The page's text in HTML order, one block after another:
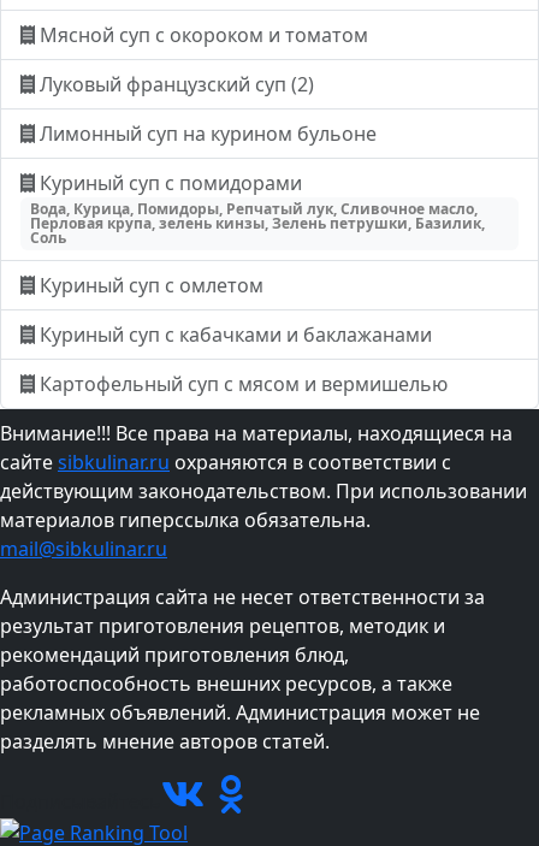
Мясной суп с окороком и томатом
Луковый французский суп (2)
Лимонный суп на курином бульоне
Куриный суп с помидорами
Вода, Курица, Помидоры, Репчатый лук, Сливочное масло,
Перловая крупа, зелень кинзы, Зелень петрушки, Базилик,
Соль
Куриный суп с омлетом
Куриный суп с кабачками и баклажанами
Картофельный суп с мясом и вермишелью
Внимание!!! Все права на материалы, находящиеся на
сайтеsibkulinar.ru охраняются в соответствии с
действующим законодательством. При использовании
материалов гиперссылка обязательна.
mail@sibkulinar.ru
Администрация сайта не несет ответственности за
результат приготовления рецептов, методик и
рекомендаций приготовления блюд,
работоспособность внешних ресурсов, а также
рекламных объявлений. Администрация может не
разделять мнение авторов статей.